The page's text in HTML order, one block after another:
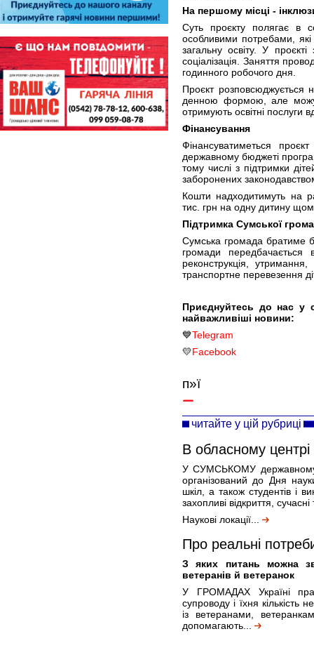
На першому місці -
Суть проєкту полягає в
особливими потребами,
загальну освіту. У
соціалізація. Заняття
годинного робочого дня.
Проєкт розповсюджується
денною формою, але
отримують освітні послуги
Фінансування
Фінансуватиметься
державному бюджеті
тому числі з підтримки
заборонених
Кошти надходитимуть на
тис. грн на одну дитину
Підтримка Сумської
Сумська громада братиме
громади
реконструкція,
транспортне перевезення
Приєднуйтесь до нас у
найважливіші новини:
💙Telegram
💛Facebook
п»ї
читайте у цій рубриці
В обласному центрі
У СУМСЬКОМУ державному
організований до Дня
шкіл, а також студентів і
захопливі відкриття,
Наукові локації...
Про реальні
З яких питань можна
ветеранів й ветеранок
У ГРОМАДАХ Україні
супроводу і їхня
із ветеранами,
допомагають...